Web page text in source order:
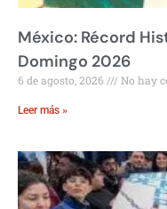
México: Récord
Domingo 2026
6 de agosto, 2026 No hay
Leer más »